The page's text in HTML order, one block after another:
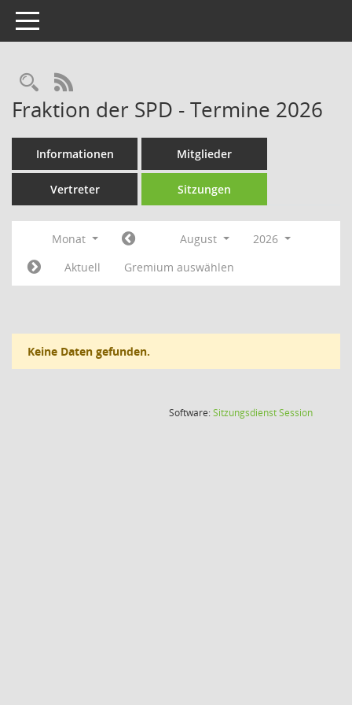
Toggle navigation
Rechercheauswahl
RSS-Feed
Fraktion der SPD - Termine 2026
Informationen Mitglieder
Vertreter Sitzungen
Monat August
2026
Aktuell
Gremium auswählen
Keine Daten gefunden.
Software:SitzungsdienstSession(Wird in